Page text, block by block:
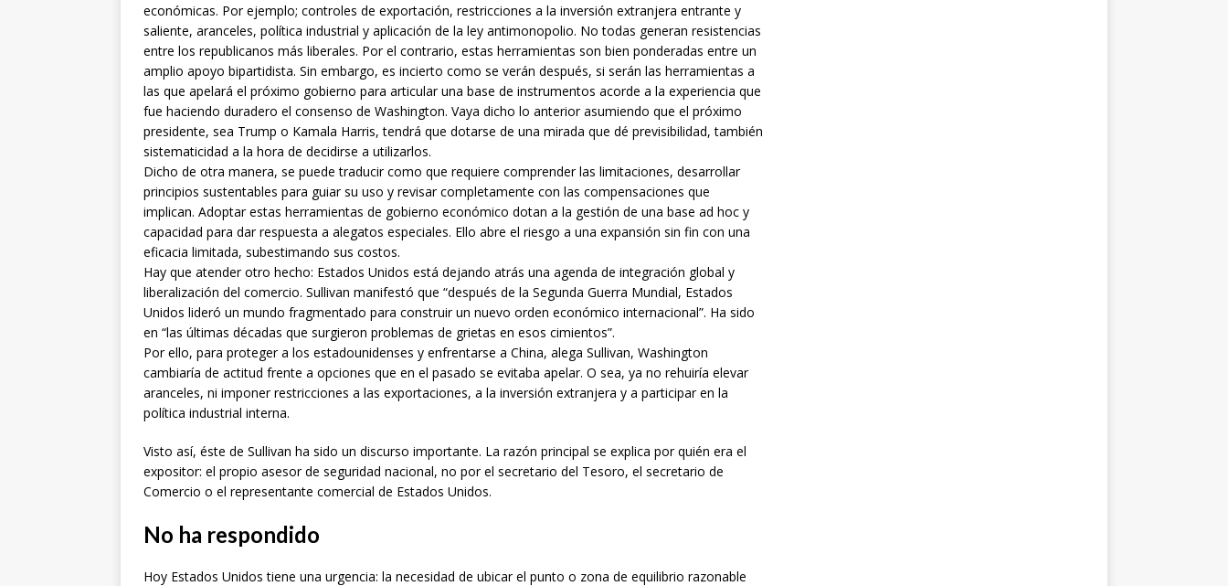
económicas. Por ejemplo; controles de exportación, restricciones a la inversión extranjera entrante y
saliente, aranceles, política industrial y aplicación de la ley antimonopolio. No todas generan resistencias
entre los republicanos más liberales. Por el contrario, estas herramientas son bien ponderadas entre un
amplio apoyo bipartidista. Sin embargo, es incierto como se verán después, si serán las herramientas a
las que apelará el próximo gobierno para articular una base de instrumentos acorde a la experiencia que
fue haciendo duradero el consenso de Washington. Vaya dicho lo anterior asumiendo que el próximo
presidente, sea Trump o Kamala Harris, tendrá que dotarse de una mirada que dé previsibilidad, también
sistematicidad a la hora de decidirse a utilizarlos.
Dicho de otra manera, se puede traducir como que requiere comprender las limitaciones, desarrollar
principios sustentables para guiar su uso y revisar completamente con las compensaciones que
implican. Adoptar estas herramientas de gobierno económico dotan a la gestión de una base ad hoc y
capacidad para dar respuesta a alegatos especiales. Ello abre el riesgo a una expansión sin fin con una
eficacia limitada, subestimando sus costos.
Hay que atender otro hecho: Estados Unidos está dejando atrás una agenda de integración global y
liberalización del comercio. Sullivan manifestó que “después de la Segunda Guerra Mundial, Estados
Unidos lideró un mundo fragmentado para construir un nuevo orden económico internacional”. Ha sido
en “las últimas décadas que surgieron problemas de grietas en esos cimientos”.
Por ello, para proteger a los estadounidenses y enfrentarse a China, alega Sullivan, Washington
cambiaría de actitud frente a opciones que en el pasado se evitaba apelar. O sea, ya no rehuiría elevar
aranceles, ni imponer restricciones a las exportaciones, a la inversión extranjera y a participar en la
política industrial interna.
Visto así, éste de Sullivan ha sido un discurso importante. La razón principal se explica por quién era el
expositor: el propio asesor de seguridad nacional, no por el secretario del Tesoro, el secretario de
Comercio o el representante comercial de Estados Unidos.
No ha respondido
Hoy Estados Unidos tiene una urgencia: la necesidad de ubicar el punto o zona de equilibrio razonable